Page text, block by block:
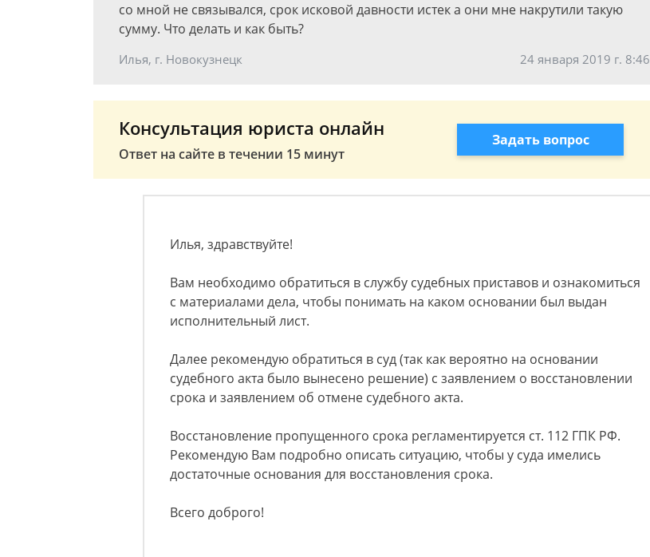
со мной не связывался, срок исковой давности истек а они мне накрутили такую
сумму. Что делать и как быть?
Илья, г. Новокузнецк 24 января 2019 г. 8:46
Консультация юриста онлайн
Ответ на сайте в течении 15 минут
Задать вопрос
Илья, здравствуйте!
Вам необходимо обратиться в службу судебных приставов и ознакомиться
с материалами дела, чтобы понимать на каком основании был выдан
исполнительный лист.
Далее рекомендую обратиться в суд (так как вероятно на основании
судебного акта было вынесено решение) с заявлением о восстановлении
срока и заявлением об отмене судебного акта.
Восстановление пропущенного срока регламентируется ст. 112 ГПК РФ.
Рекомендую Вам подробно описать ситуацию, чтобы у суда имелись
достаточные основания для восстановления срока.
Всего доброго!